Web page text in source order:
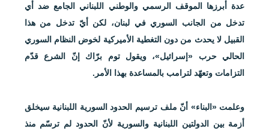
عدة أبرزها الموقف الرسمي والوطني اللبناني الجامع ضد أي
تدخل من الجانب السوري في لبنان، لكن أيّ تدخل من هذا
القبيل لا يحدث من دون التغطية الأميركية لخوض النظام السوري
الحالي حرب «إسرائيل»، ويقول توم برّاك إنّ الشرع قدّم
التزامات وتعهّد لترامب بالمساعدة بهذا الأمر.
وعلمت «البناء» أنّ ملف ترسيم الحدود السورية اللبنانية سيخلق
أزمة بين الدولتين اللبنانية والسورية لأنّ الحدود لم ترسّم منذ